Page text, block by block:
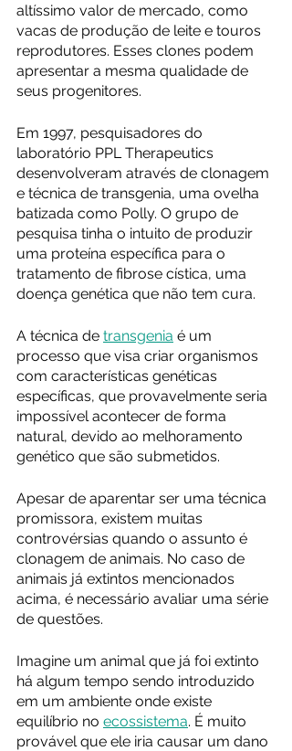
altíssimo valor de mercado, como
vacas de produção de leite e touros
reprodutores. Esses clones podem
apresentar a mesma qualidade de
seus progenitores.
Em 1997, pesquisadores do
laboratório PPL Therapeutics
desenvolveram através de clonagem
e técnica de transgenia, uma ovelha
batizada como Polly. O grupo de
pesquisa tinha o intuito de produzir
uma proteína específica para o
tratamento de fibrose cística, uma
doença genética que não tem cura.
A técnica de transgenia é um
processo que visa criar organismos
com características genéticas
específicas, que provavelmente seria
impossível acontecer de forma
natural, devido ao melhoramento
genético que são submetidos.
Apesar de aparentar ser uma técnica
promissora, existem muitas
controvérsias quando o assunto é
clonagem de animais. No caso de
animais já extintos mencionados
acima, é necessário avaliar uma série
de questões.
Imagine um animal que já foi extinto
há algum tempo sendo introduzido
em um ambiente onde existe
equilíbrio no ecossistema. É muito
provável que ele iria causar um dano